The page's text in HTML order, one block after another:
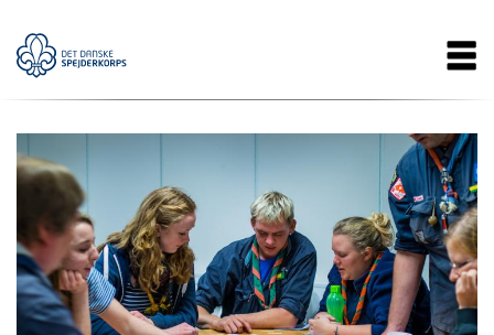
hovedindhold
Main
navigation